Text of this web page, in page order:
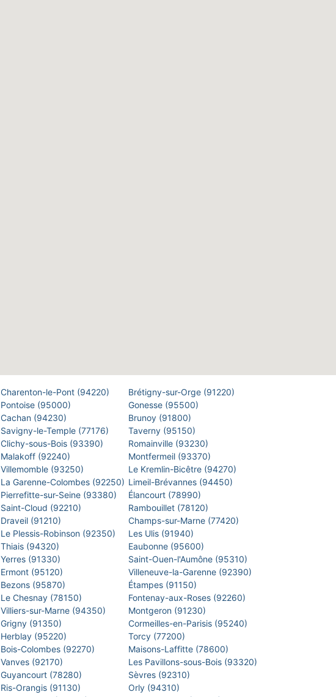
Charenton-le-Pont (94220)
Pontoise (95000)
Cachan (94230)
Savigny-le-Temple (77176)
Clichy-sous-Bois (93390)
Malakoff (92240)
Villemomble (93250)
La Garenne-Colombes (92250)
Pierrefitte-sur-Seine (93380)
Saint-Cloud (92210)
Draveil (91210)
Le Plessis-Robinson (92350)
Thiais (94320)
Yerres (91330)
Ermont (95120)
Bezons (95870)
Le Chesnay (78150)
Villiers-sur-Marne (94350)
Grigny (91350)
Herblay (95220)
Bois-Colombes (92270)
Vanves (92170)
Guyancourt (78280)
Ris-Orangis (91130)
Brétigny-sur-Orge (91220)
Gonesse (95500)
Brunoy (91800)
Taverny (95150)
Romainville (93230)
Montfermeil (93370)
Le Kremlin-Bicêtre (94270)
Limeil-Brévannes (94450)
Élancourt (78990)
Rambouillet (78120)
Champs-sur-Marne (77420)
Les Ulis (91940)
Eaubonne (95600)
Saint-Ouen-l'Aumône (95310)
Villeneuve-la-Garenne (92390)
Étampes (91150)
Fontenay-aux-Roses (92260)
Montgeron (91230)
Cormeilles-en-Parisis (95240)
Torcy (77200)
Maisons-Laffitte (78600)
Les Pavillons-sous-Bois (93320)
Sèvres (92310)
Orly (94310)